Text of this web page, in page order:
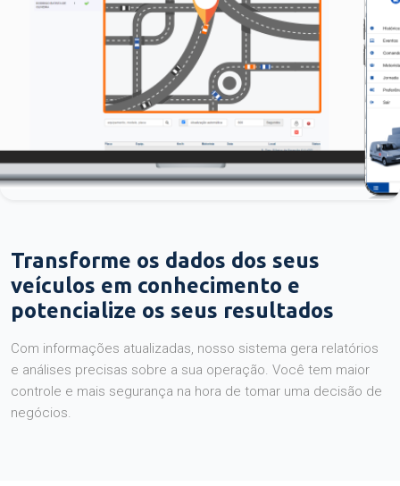
Transforme os dados dos seus
veículos em conhecimento e
potencialize os seus resultados
Com informações atualizadas, nosso sistema gera relatórios
e análises precisas sobre a sua operação. Você tem maior
controle e mais segurança na hora de tomar uma decisão de
negócios.